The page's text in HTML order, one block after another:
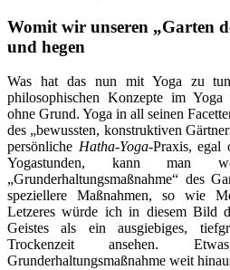
Womit wir unseren „Garten
und hegen
Was hat das nun mit Yoga zu
philosophischen Konzepte im
ohne Grund. Yoga in all seinen
des „bewussten, konstruktiven
persönliche Hatha-Yoga-Praxis, egal
Yogastunden, kann man
„Grunderhaltungsmaßnahme“ des
speziellere Maßnahmen, so wie
Letzeres würde ich in diesem Bild
Geistes als ein ausgiebiges,
Trockenzeit ansehen.
Grunderhaltungsmaßnahme weit